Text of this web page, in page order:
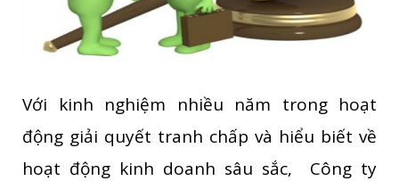
Với kinh nghiệm nhiều năm trong hoạt
động giải quyết tranh chấp và hiểu biết về
hoạt động kinh doanh sâu sắc, Công ty